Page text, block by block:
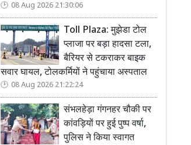
08 Aug 2026 21:30:06
Toll Plaza: मुझेडा टोल
प्लाजा पर बड़ा हादसा टला,
बैरियर से टकराकर बाइक
सवार घायल, टोलकर्मियों ने पहुंचाया अस्पताल
08 Aug 2026 21:22:24
संभलहेड़ा गंगनहर चौकी पर
कांवड़ियों पर हुई पुष्प वर्षा,
पुलिस ने किया स्वागत